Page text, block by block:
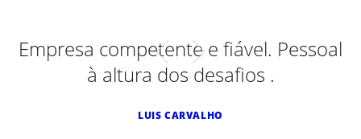
Pessoal Adaptações efetuadas em
Smart Diesel, Peugeot,
de excelência. Recomendo